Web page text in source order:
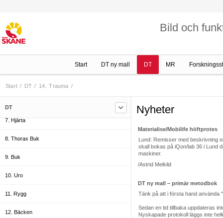
Bild och
Start DT ny mall DT MR
Start / DT / 14. Trauma /
DT
2. Odontologi
5. Aorta
7. Hjärta
8. Thorax Buk
9. Buk
10. Uro
11. Rygg
12. Bäcken
Nyheter
Materialise/Mobilife höftprotes
Lund: Remisser med beskrivning
skall bokas på iQon/lab 36 i Lund
maskiner.
/Astrid Melkild
DT ny mall – primär metodbok
Tänk på att i första hand använda
Sedan en tid tillbaka uppdateras
Nyskapade protokoll läggs inte